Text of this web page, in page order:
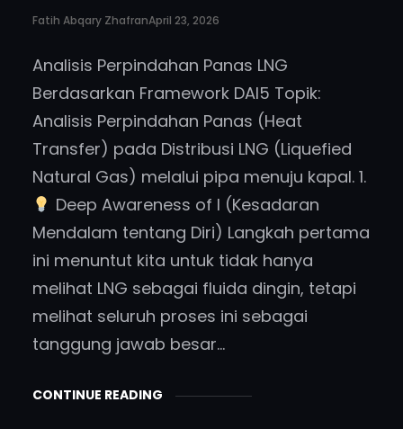
Fatih Abqary ZhafranApril 23, 2026
Analisis Perpindahan Panas LNG
Berdasarkan Framework DAI5 Topik:
Analisis Perpindahan Panas (Heat
Transfer) pada Distribusi LNG (Liquefied
Natural Gas) melalui pipa menuju kapal. 1.
Deep Awareness of I (Kesadaran
Mendalam tentang Diri) Langkah pertama
ini menuntut kita untuk tidak hanya
melihat LNG sebagai fluida dingin, tetapi
melihat seluruh proses ini sebagai
tanggung jawab besar…
CONTINUE READING